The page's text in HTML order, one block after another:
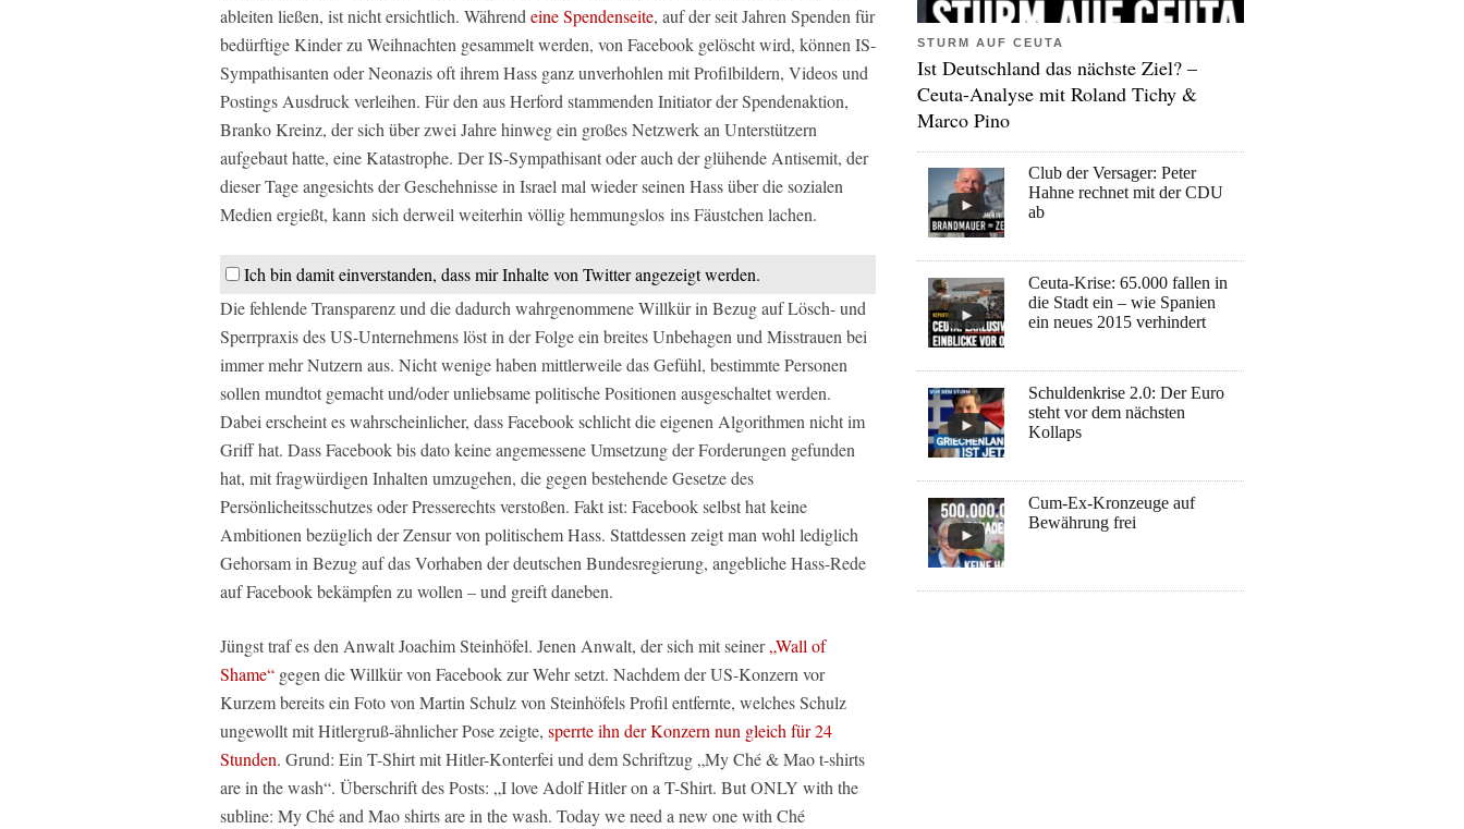
ableiten ließen, ist nicht ersichtlich. Während eine Spendenseite, auf der seit Jahren Spenden für
bedürftige Kinder zu Weihnachten gesammelt werden, von Facebook gelöscht wird, können IS-
Sympathisanten oder Neonazis oft ihrem Hass ganz unverhohlen mit Profilbildern, Videos und
Postings Ausdruck verleihen. Für den aus Herford stammenden Initiator der Spendenaktion,
Branko Kreinz, der sich über zwei Jahre hinweg ein großes Netzwerk an Unterstützern
aufgebaut hatte, eine Katastrophe. Der IS-Sympathisant oder auch der glühende Antisemit, der
dieser Tage angesichts der Geschehnisse in Israel mal wieder seinen Hass über die sozialen
Medien ergießt, kann sich derweil weiterhin völlig hemmungslos ins Fäustchen lachen.
Ich bin damit einverstanden, dass mir Inhalte von Twitter angezeigt werden.
Die fehlende Transparenz und die dadurch wahrgenommene Willkür in Bezug auf Lösch- und
Sperrpraxis des US-Unternehmens löst in der Folge ein breites Unbehagen und Misstrauen bei
immer mehr Nutzern aus. Nicht wenige haben mittlerweile das Gefühl, bestimmte Personen
sollen mundtot gemacht und/oder unliebsame politische Positionen ausgeschaltet werden.
Dabei erscheint es wahrscheinlicher, dass Facebook schlicht die eigenen Algorithmen nicht im
Griff hat. Dass Facebook bis dato keine angemessene Umsetzung der Forderungen gefunden
hat, mit fragwürdigen Inhalten umzugehen, die gegen bestehende Gesetze des
Persönlicheitsschutzes oder Presserechts verstoßen. Fakt ist: Facebook selbst hat keine
Ambitionen bezüglich der Zensur von politischem Hass. Stattdessen zeigt man wohl lediglich
Gehorsam in Bezug auf das Vorhaben der deutschen Bundesregierung, angebliche Hass-Rede
auf Facebook bekämpfen zu wollen – und greift daneben.
Jüngst traf es den Anwalt Joachim Steinhöfel. Jenen Anwalt, der sich mit seiner„Wall of
Shame“ gegen die Willkür von Facebook zur Wehr setzt. Nachdem der US-Konzern vor
Kurzem bereits ein Foto von Martin Schulz von Steinhöfels Profil entfernte, welches Schulz
ungewollt mit Hitlergruß-ähnlicher Pose zeigte, sperrte ihn der Konzern nun gleich für 24
Stunden. Grund: Ein T-Shirt mit Hitler-Konterfei und dem Schriftzug „My Ché & Mao t-shirts
are in the wash“. Überschrift des Posts: „I love Adolf Hitler on a T-Shirt. But ONLY with the
subline: My Ché and Mao shirts are in the wash. Today we need a new one with Ché
STURM AUF CEUTA
Ist Deutschland das nächste Ziel? –
Ceuta-Analyse mit Roland Tichy &
Marco Pino
Club der Versager: Peter
Hahne rechnet mit der CDU
ab
Ceuta-Krise: 65.000 fallen in
die Stadt ein – wie Spanien
ein neues 2015 verhindert
Schuldenkrise 2.0: Der Euro
steht vor dem nächsten
Kollaps
Cum-Ex-Kronzeuge auf
Bewährung frei